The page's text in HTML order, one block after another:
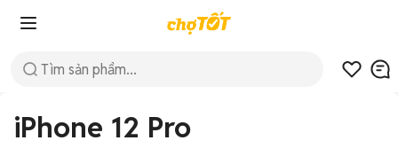
iPhone 12 Pro